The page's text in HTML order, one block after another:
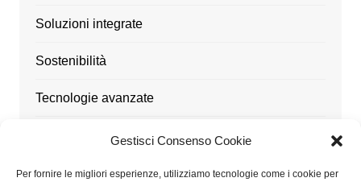
Gestisci Consenso Cookie
Per fornire le migliori esperienze, utilizziamo tecnologie come i cookie per
Soluzioni integrate
Sostenibilità
Tecnologie avanzate
Utensili